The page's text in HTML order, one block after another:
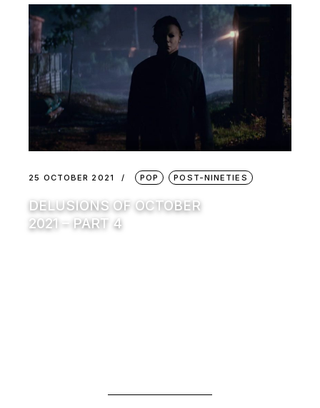
25 OCTOBER 2021 POP POST-NINETIES
DELUSIONS OF OCTOBER
2021 – PART 4